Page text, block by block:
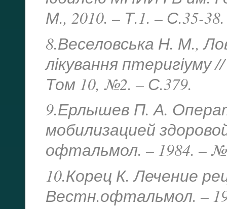
М., 2010. – Т.1. – С.35-38.
8.Веселовська Н. М.,
лікування птеригіуму
Том 10, №2. – С.379.
9.Ерлышев П. А.
мобилизацией
офтальмол. – 1984. –
10.Корец К. Лечение
Вестн.офтальмол. –